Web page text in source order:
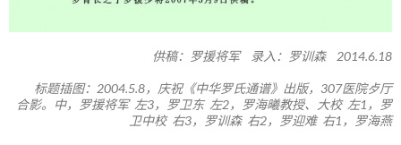
供稿：罗援将军 录入：罗训森 2014.6.18
标题插图：2004.5.8，庆祝《中华罗氏通谱》出版，307医院歺厅
合影。中，罗援将军 左3，罗卫东 左2，罗海曦教授、大校 左1，罗
卫中校 右3，罗训森 右2，罗迎难 右1，罗海燕